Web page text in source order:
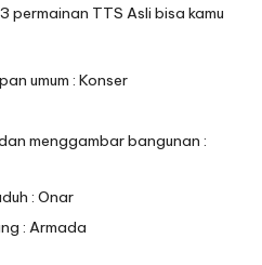
permainan TTS Asli bisa kamu
umum : Konser
menggambar bangunan :
: Onar
: Armada